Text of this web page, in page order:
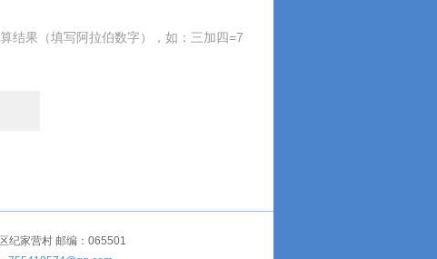
结果（填写阿拉伯数字），如：三加四=7
纪家营村 邮编：065501